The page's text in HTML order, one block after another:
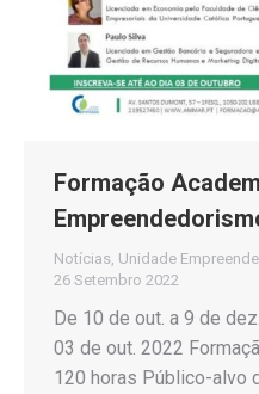
Formação
Notícias Unidade Empreende
26 Setembro 2022
De 10 de out. a 9 de
03 de out. 2022
120 horas Público-alvo